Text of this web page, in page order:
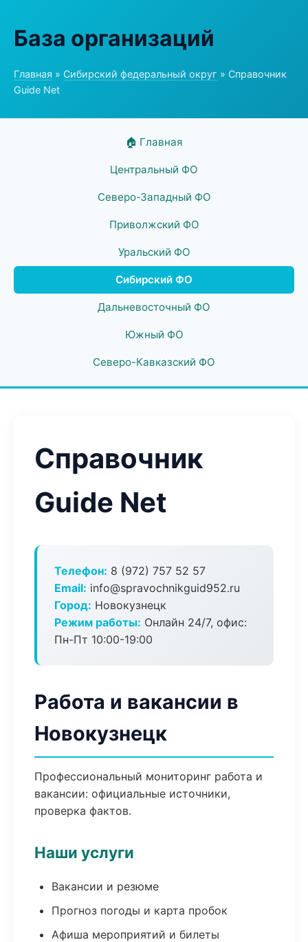
База организаций
Главная » Сибирский федеральный округ » Справочник
Guide Net
🏠 Главная
Центральный ФО
Северо-Западный ФО
Приволжский ФО
Уральский ФО
Сибирский ФО
Дальневосточный ФО
Южный ФО
Северо-Кавказский ФО
Справочник
Guide Net
Телефон: 8 (972) 757 52 57
Email: info@spravochnikguid952.ru
Город: Новокузнецк
Режим работы: Онлайн 24/7, офис:
Пн-Пт 10:00-19:00
Работа и вакансии в
Новокузнецк
Профессиональный мониторинг работа и
вакансии: официальные источники,
проверка фактов.
Наши услуги
Вакансии и резюме
Прогноз погоды и карта пробок
Афиша мероприятий и билеты